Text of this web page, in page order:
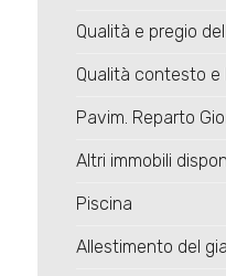
Qualità e pregio
Qualità contesto
Pavim. Reparto
Altri immobili
Piscina
Allestimento del